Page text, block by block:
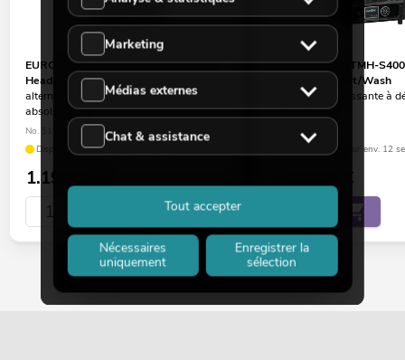
EUROLITE LED IP TMH-S250 Moving
Head Beam/Spot/Wash
alternative intéressante à découvrir
absolument !
No. 51782200
Disponible dans env. 10 semaines.
1.199,00
EUROLITE LED TMH-
Head Beam/Spot/Wash
alternative intéressante à
absolument !
No. 51786089
Le stock suffit pour env. 12
€
Marketing
Médias externes
Chat & assistance
Nécessaires
uniquement
Enregistrer la
sélection
Tout accepter